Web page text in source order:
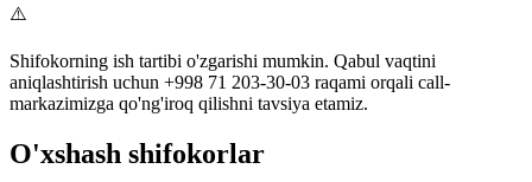
⚠️
Shifokorning ish tartibi o'zgarishi mumkin. Qabul vaqtini
aniqlashtirish uchun +998 71 203-30-03 raqami orqali call-
markazimizga qo'ng'iroq qilishni tavsiya etamiz.
O'xshash shifokorlar